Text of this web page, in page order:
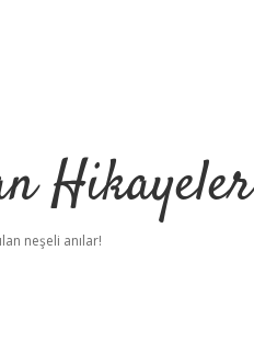
Hikayeler
neşeli anılar!